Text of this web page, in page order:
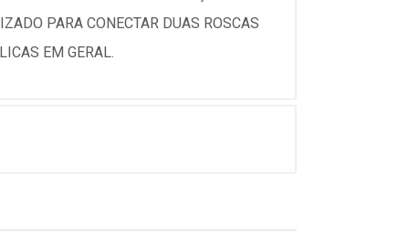
PARA CONECTAR DUAS ROSCAS
EM GERAL.